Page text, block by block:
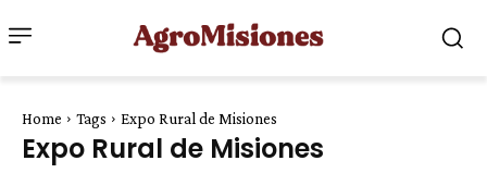
Home Tags Expo Rural de Misiones
Expo Rural de Misiones